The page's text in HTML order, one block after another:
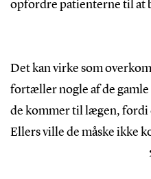
2021.
barrierer ved digital
ved bl.a. at
konsultationer med
praksislæger.
opfordre patienterne til at
Det kan virke som
fortæller nogle af de
de kommer til lægen, fordi
Ellers ville de måske ikke